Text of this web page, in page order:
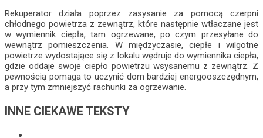
Rekuperator działa poprzez zasysanie za pomocą czerpni
chłodnego powietrza z zewnątrz, które następnie wtłaczane jest
w wymiennik ciepła, tam ogrzewane, po czym przesyłane do
wewnątrz pomieszczenia. W międzyczasie, ciepłe i wilgotne
powietrze wydostające się z lokalu wędruje do wymiennika ciepła,
gdzie oddaje swoje ciepło powietrzu wsysanemu z zewnątrz. Z
pewnością pomaga to uczynić dom bardziej energooszczędnym,
a przy tym zmniejszyć rachunki za ogrzewanie.
INNE CIEKAWE TEKSTY